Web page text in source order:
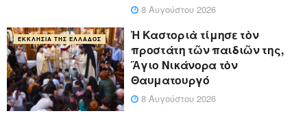
8 Αυγούστου 2026
ΕΚΚΛΗΣΊΑ ΤΗΣ ΕΛΛΆΔΟΣ
Ἡ Καστοριὰ τίμησε τὸν
προστάτη τῶν παιδιῶν της,
Ἅγιο Νικάνορα τὸν
Θαυματουργό
8 Αυγούστου 2026